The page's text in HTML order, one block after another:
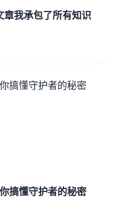
章我承包了所有知识
搞懂守护者的秘密